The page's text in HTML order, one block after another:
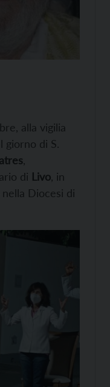
alla vigilia
giorno di S.
di Livo , in
Diocesi di